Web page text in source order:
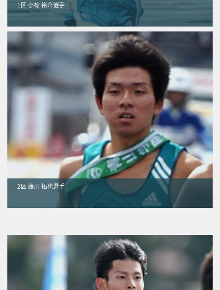
1区 小椋 裕介選手
2区 藤川 拓也選手